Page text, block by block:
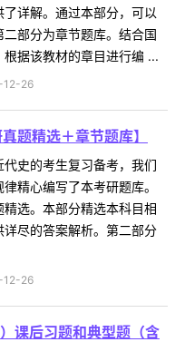
详解。通过本部分，可以
部分为章节题库。结合国
据该教材的章目进行编 ...
12-26
题精选＋章节题库】
史的考生复习备考，我们
精心编写了本考研题库。
选。本部分精选本科目相
尽的答案解析。第二部分
12-26
课后习题和典型题（含